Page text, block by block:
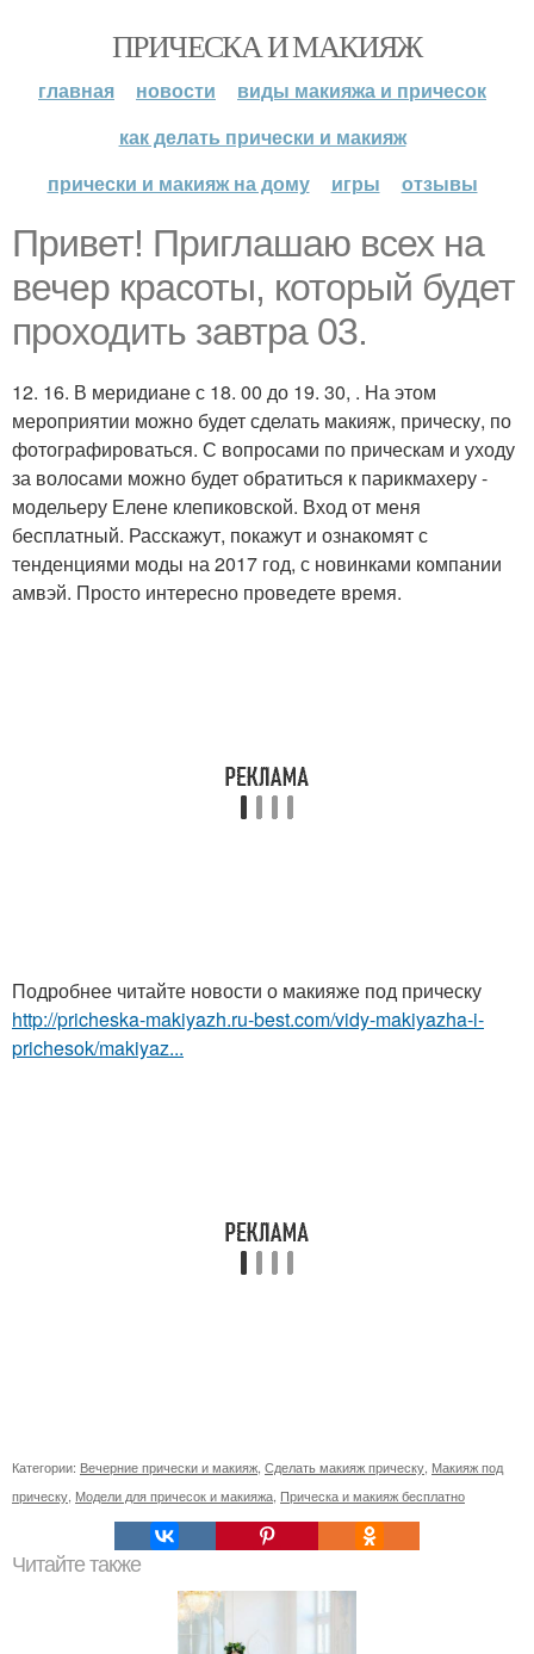
ПРИЧЕСКА И МАКИЯЖ
главная новости
виды макияжа и причесок
как делать прически и макияж
прически и макияж на дому
игры отзывы
Привет! Приглашаю всех на
вечер красоты, который будет
проходить завтра 03.
12. 16. В меридиане с 18. 00 до 19. 30, . На этом
мероприятии можно будет сделать макияж, прическу, по
фотографироваться. С вопросами по прическам и уходу
за волосами можно будет обратиться к парикмахеру -
модельеру Елене клепиковской. Вход от меня
бесплатный. Расскажут, покажут и ознакомят с
тенденциями моды на 2017 год, с новинками компании
амвэй. Просто интересно проведете время.
Подробнее читайте новости о макияже под прическу
http://pricheska-makiyazh.ru-best.com/vidy-makiyazha-i-
prichesok/makiyaz...
Категории: Вечерние прически и макияж Сделать макияж прическу Макияж под
прическу Модели для причесок и макияжа Прическа и макияж бесплатно
Читайте также